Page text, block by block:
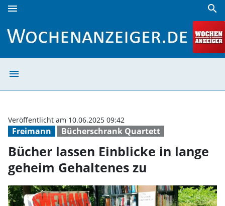
menu search
menu
Freimann Bücherschrank Quartett
Veröffentlicht am 10.06.2025 09:42
Bücher lassen Einblicke in lange
geheim Gehaltenes zu